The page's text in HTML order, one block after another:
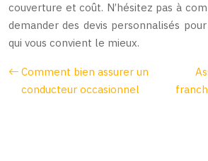
couverture et coût. N’hésitez pas à
demander des devis personnalisés
qui vous convient le mieux.
Comment bien assurer un
conducteur occasionnel